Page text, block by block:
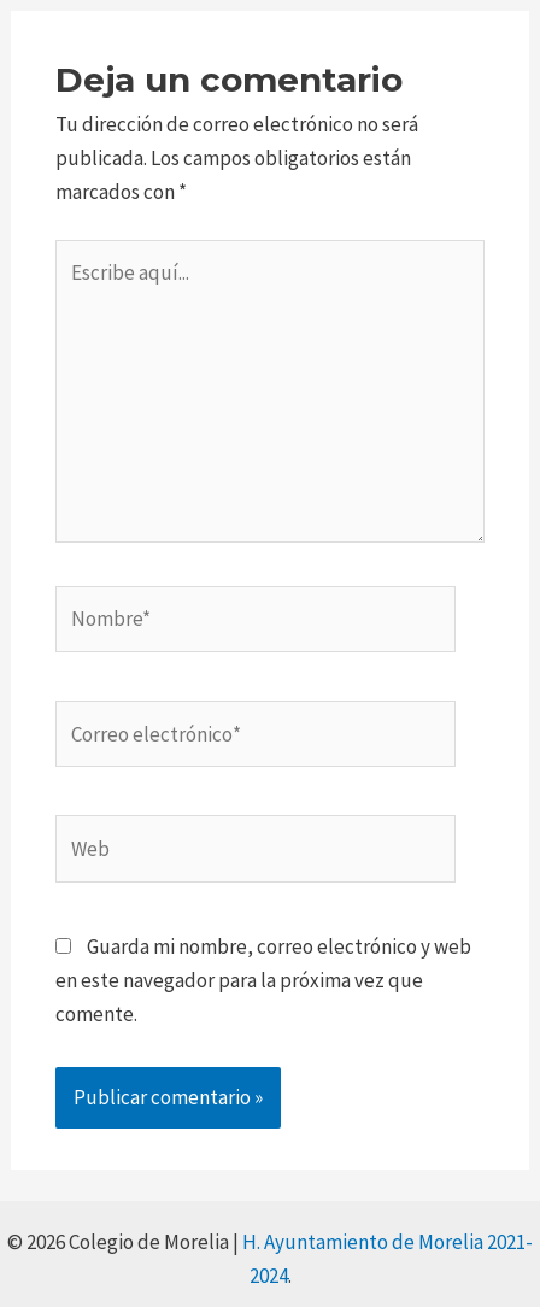
Deja un comentario
Tu dirección de correo electrónico no será
publicada. Los campos obligatorios están
marcados con*
aquí...
electrónico*
Guarda mi nombre, correo electrónico y web
en este navegador para la próxima vez que
comente.
© 2026 Colegio de Morelia | H. Ayuntamiento de Morelia 2021-
2024.